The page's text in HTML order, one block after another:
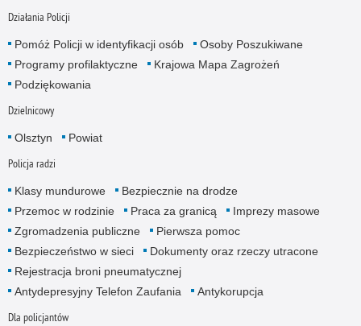
Działania Policji
Pomóż Policji w identyfikacji osób
Osoby Poszukiwane
Programy profilaktyczne
Krajowa Mapa Zagrożeń
Podziękowania
Dzielnicowy
Olsztyn Powiat
Policja radzi
Klasy mundurowe
Bezpiecznie na drodze
Przemoc w rodzinie
Praca za granicą
Imprezy masowe
Zgromadzenia publiczne
Pierwsza pomoc
Bezpieczeństwo w sieci
Dokumenty oraz rzeczy utracone
Rejestracja broni pneumatycznej
Antydepresyjny Telefon Zaufania
Antykorupcja
Dla policjantów